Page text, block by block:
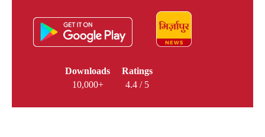
Downloads
10,000+
Ratings
4.4 / 5